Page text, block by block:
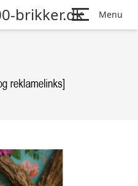
brikker.dk Menu